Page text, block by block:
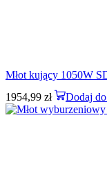
Młot kujący 1050W
1954,99 zł Dodaj